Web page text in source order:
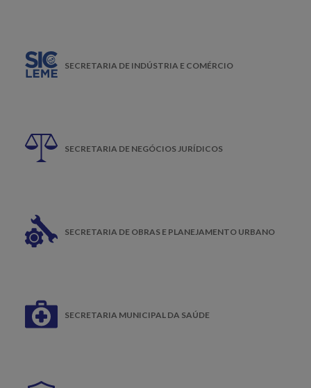
SECRETARIA DE INDÚSTRIA E COMÉRCIO
SECRETARIA DE NEGÓCIOS JURÍDICOS
SECRETARIA DE OBRAS E PLANEJAMENTO URBANO
SECRETARIA MUNICIPAL DA SAÚDE